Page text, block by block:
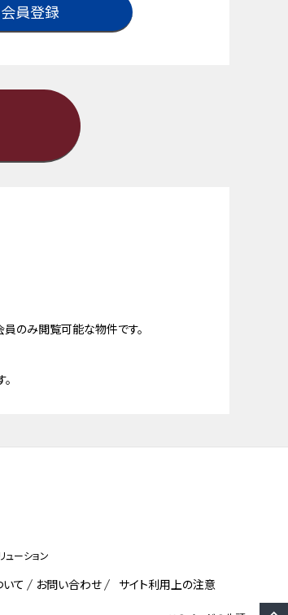
会員登録
のみ閲覧可能な物件です。
ューション
て お問い合わせ サイト利用上の注意